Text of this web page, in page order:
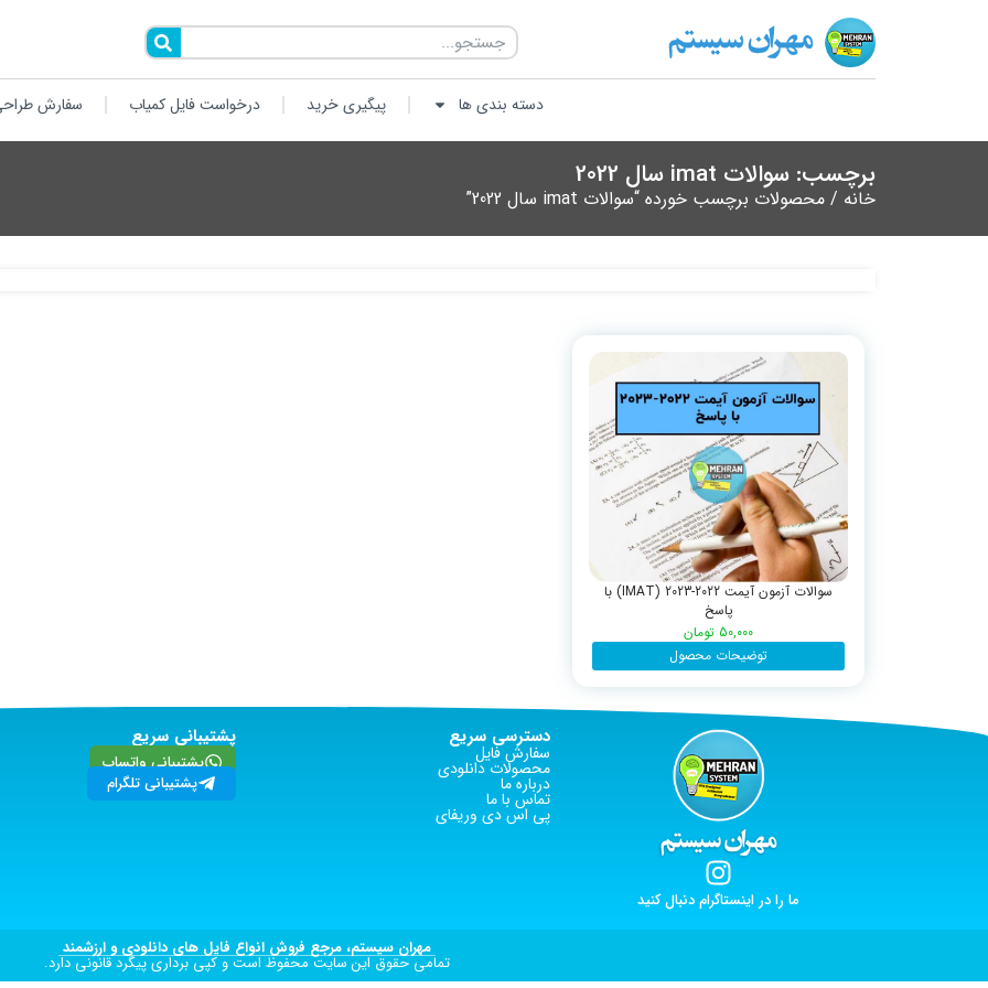
دسته بندی ها پیگیری خرید درخواست فایل کمیاب سفارش
برچسب: سوالات imat سال 2022
خانه / محصولات برچسب خورده “سوالات imat سال 2022”
سوالات آزمون آیمت 2022-2023 (IMAT) با
پاسخ
50,000 تومان
توضیحات محصول
ما را در اینستاگرام دنبال کنید
دسترسی سریع
سفارش فایل
محصولات دانلودی
درباره ما
تماس با ما
پی اس دی وریفای
پشتیبانی سریع
پشتیبانی واتساپ
پشتیبانی تلگرام
مهران سیستم، مرجع فروش انواع فایل های دانلودی و ارزشمند
تمامی حقوق این سایت محفوظ است و کپی برداری پیگرد قانونی دارد.